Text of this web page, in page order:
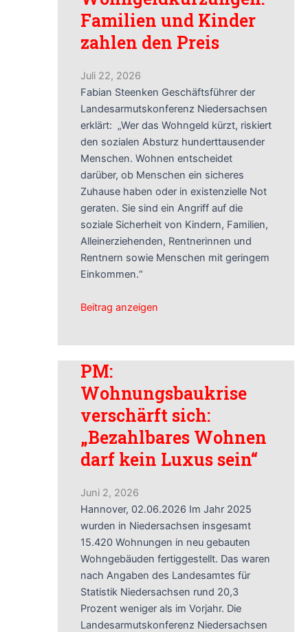
Familien und Kinder
zahlen den Preis
Juli 22, 2026
Fabian Steenken Geschäftsführer der
Landesarmutskonferenz Niedersachsen
erklärt: „Wer das Wohngeld kürzt, riskiert
den sozialen Absturz hunderttausender
Menschen. Wohnen entscheidet
darüber, ob Menschen ein sicheres
Zuhause haben oder in existenzielle Not
geraten. Sie sind ein Angriff auf die
soziale Sicherheit von Kindern, Familien,
Alleinerziehenden, Rentnerinnen und
Rentnern sowie Menschen mit geringem
Einkommen.“
Beitrag anzeigen
PM:
Wohnungsbaukrise
verschärft sich:
„Bezahlbares Wohnen
darf kein Luxus sein“
Juni 2, 2026
Hannover, 02.06.2026 Im Jahr 2025
wurden in Niedersachsen insgesamt
15.420 Wohnungen in neu gebauten
Wohngebäuden fertiggestellt. Das waren
nach Angaben des Landesamtes für
Statistik Niedersachsen rund 20,3
Prozent weniger als im Vorjahr. Die
Landesarmutskonferenz Niedersachsen